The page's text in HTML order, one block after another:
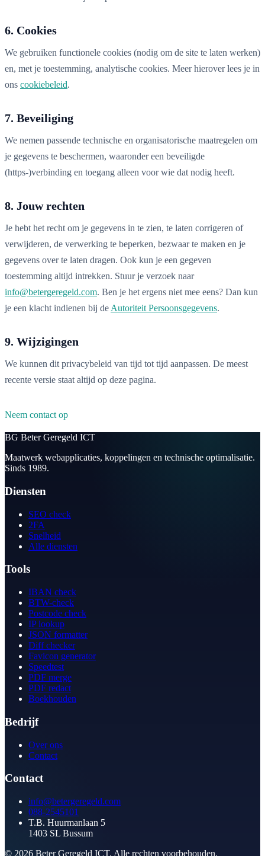
6. Cookies
We gebruiken functionele cookies (nodig om de site te laten werken)
en, met je toestemming, analytische cookies. Meer hierover lees je in
ons cookiebeleid.
7. Beveiliging
We nemen passende technische en organisatorische maatregelen om
je gegevens te beschermen, waaronder een beveiligde
(https-)verbinding en toegang alleen voor wie dat nodig heeft.
8. Jouw rechten
Je hebt het recht om je gegevens in te zien, te laten corrigeren of
verwijderen, de verwerking te beperken, bezwaar te maken en je
gegevens over te laten dragen. Ook kun je een gegeven
toestemming altijd intrekken. Stuur je verzoek naar
info@betergeregeld.com. Ben je het ergens niet mee eens? Dan kun
je een klacht indienen bij de Autoriteit Persoonsgegevens.
9. Wijzigingen
We kunnen dit privacybeleid van tijd tot tijd aanpassen. De meest
recente versie staat altijd op deze pagina.
Neem contact op
BG Beter Geregeld ICT
Maatwerk webapplicaties, koppelingen en technische optimalisatie.
Sinds 1989.
Diensten
SEO check
2FA
Snelheid
Alle diensten
Tools
IBAN check
BTW-check
Postcode check
IP lookup
JSON formatter
Diff checker
Favicon generator
Speedtest
PDF merge
PDF redact
Boekhouden
Bedrijf
Over ons
Contact
Contact
info@betergeregeld.com
088-2545101
T.B. Huurmanlaan 5
1403 SL Bussum
© 2026 Beter Geregeld ICT. Alle rechten voorbehouden.